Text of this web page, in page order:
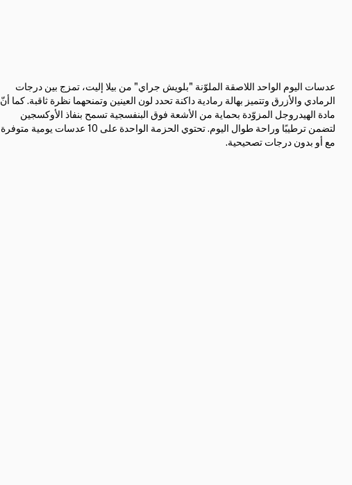
عدسات اليوم الواحد اللاصقة الملوّنة "بلويش جراي" من بيلا إليت، تمزج بين درجات
الرمادي والأزرق وتتميز بهالة رمادية داكنة تحدد لون العينين وتمنحهما نظرة ثاقبة. كما أنّ
مادة الهيدروجل المزوّدة بحماية من الأشعة فوق البنفسجية تسمح بنفاذ الأوكسجين
لتضمن ترطيبًا وراحة طوال اليوم. تحتوي الحزمة الواحدة على 10 عدسات يومية متوفرة
مع أو بدون درجات تصحيحية.